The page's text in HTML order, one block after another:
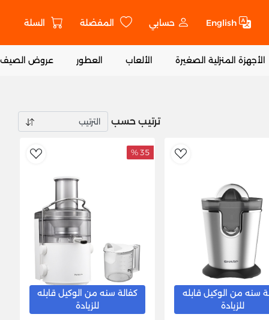
English حسابي المفضلة السلة
الأجهزة المنزلية الصغيرة الألعاب العطور عروض الصيف
ترتيب حسب
AddToWishlist
سنه من الوكيل قابله
للزيادة
35 %
كفالة سنه من الوكيل قابله
للزيادة